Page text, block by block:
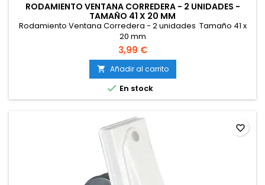
RODAMIENTO VENTANA CORREDERA - 2 UNIDADES -
TAMAÑO 41 X 20 MM
Rodamiento Ventana Corredera - 2 unidades Tamaño 41 x
20 mm
3,99 €
 Añadir al carrito
 En stock
favorite_border